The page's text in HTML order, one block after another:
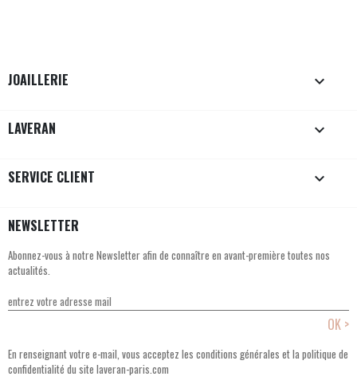
JOAILLERIE 
LAVERAN 
SERVICE CLIENT 
NEWSLETTER
Abonnez-vous à notre Newsletter afin de connaître en avant-première toutes nos
actualités.
En renseignant votre e-mail, vous acceptez les conditions générales et la politique de
confidentialité du site laveran-paris.com